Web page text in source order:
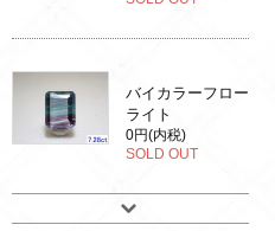
バイカラーフロー
ライト
0円(内税)
SOLD OUT